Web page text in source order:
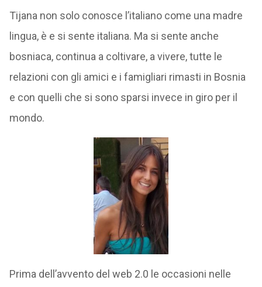
Tijana non solo conosce l’italiano come una madre
lingua, è e si sente italiana. Ma si sente anche
bosniaca, continua a coltivare, a vivere, tutte le
relazioni con gli amici e i famigliari rimasti in Bosnia
e con quelli che si sono sparsi invece in giro per il
mondo.
Prima dell’avvento del web 2.0 le occasioni nelle